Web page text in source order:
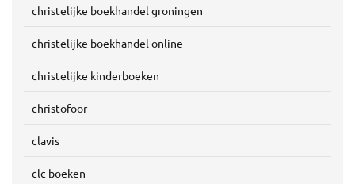
christelijke boekhandel groningen
christelijke boekhandel online
christelijke kinderboeken
christofoor
clavis
clc boeken